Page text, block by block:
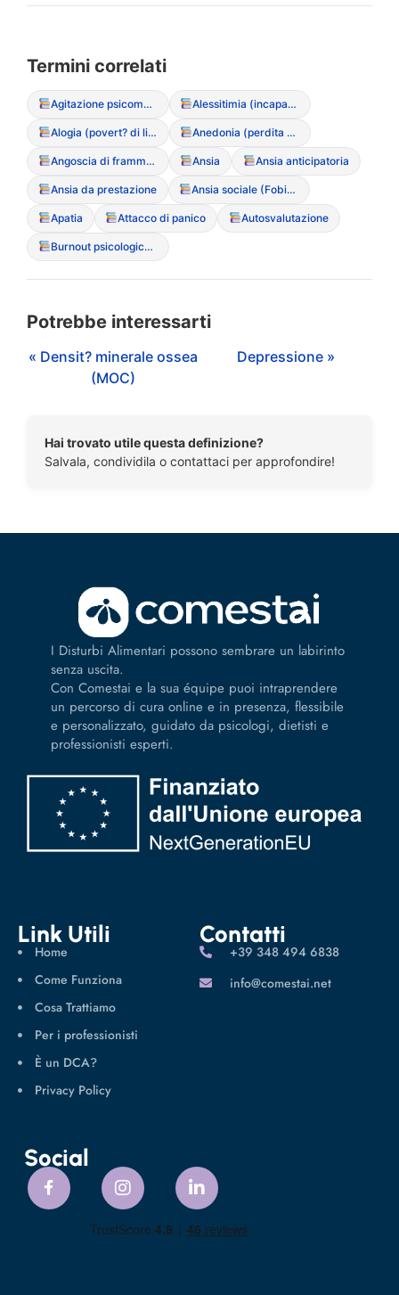
Termini correlati
Agitazione psicomotoria Alessitimia (incapacit? di verbalizzare le emozioni)
Alogia (povert? di linguaggio) Anedonia (perdita di interesse/piacere)
Angoscia di frammentazione Ansia Ansia anticipatoria
Ansia da prestazione Ansia sociale (Fobia sociale)
Apatia Attacco di panico Autosvalutazione
Burnout psicologico (Esaurimento emotivo)
Potrebbe interessarti
« Densit? minerale ossea
(MOC)
Depressione »
Hai trovato utile questa definizione?
Salvala, condividila o contattaci per approfondire!
I Disturbi Alimentari possono sembrare un labirinto
senza uscita.
Con Comestai e la sua équipe puoi intraprendere
un percorso di cura online e in presenza, flessibile
e personalizzato, guidato da psicologi, dietisti e
professionisti esperti.
Link Utili
Home
Come Funziona
Cosa Trattiamo
Per i professionisti
È un DCA?
Privacy Policy
Contatti
‪+39 348 494 6838
info@comestai.net
Social